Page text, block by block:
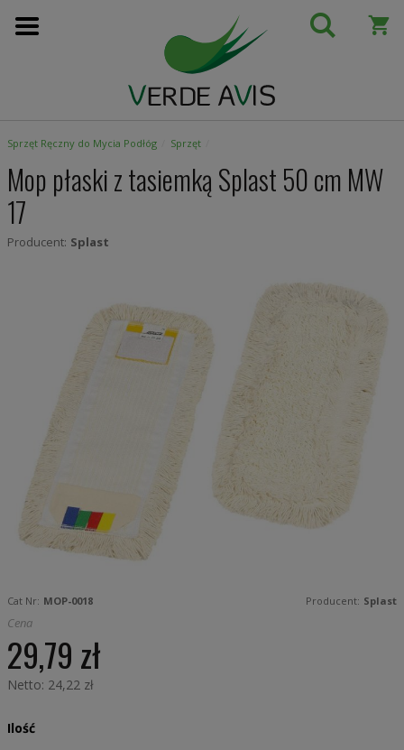
Przejdź
do
Sprzęt Ręczny do Mycia Podłóg Sprzęt
Mop płaski z tasiemką Splast 50 cm MW
17
Producent: Splast
to
the
beginning
the
images
gallery
Cat Nr: MOP-0018 Producent: Splast
Cena
29,79 zł
24,22 zł
Ilość